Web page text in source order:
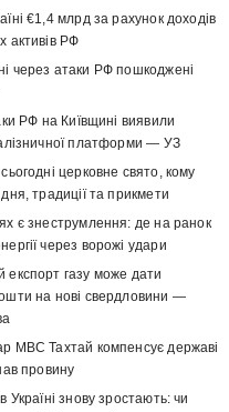
€1,4 млрд за рахунок доходів
активів РФ
через атаки РФ пошкоджені
РФ на Київщині виявили
платформи — УЗ
церковне свято, кому
традиції та прикмети
є знеструмлення: де на ранок
через ворожі удари
експорт газу може дати
на нові свердловини —
МВС Тахтай компенсує державі
провину
Україні знову зростають: чи